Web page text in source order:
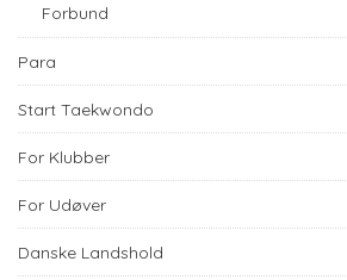
Forbund
Para
Start Taekwondo
For Klubber
For Udøver
Danske Landshold